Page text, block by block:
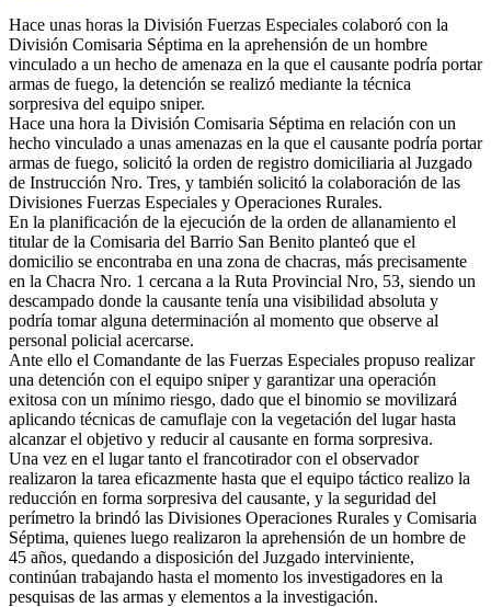
Hace unas horas la División Fuerzas Especiales colaboró con la
División Comisaria Séptima en la aprehensión de un hombre
vinculado a un hecho de amenaza en la que el causante podría portar
armas de fuego, la detención se realizó mediante la técnica
sorpresiva del equipo sniper.
Hace una hora la División Comisaria Séptima en relación con un
hecho vinculado a unas amenazas en la que el causante podría portar
armas de fuego, solicitó la orden de registro domiciliaria al Juzgado
de Instrucción Nro. Tres, y también solicitó la colaboración de las
Divisiones Fuerzas Especiales y Operaciones Rurales.
En la planificación de la ejecución de la orden de allanamiento el
titular de la Comisaria del Barrio San Benito planteó que el
domicilio se encontraba en una zona de chacras, más precisamente
en la Chacra Nro. 1 cercana a la Ruta Provincial Nro, 53, siendo un
descampado donde la causante tenía una visibilidad absoluta y
podría tomar alguna determinación al momento que observe al
personal policial acercarse.
Ante ello el Comandante de las Fuerzas Especiales propuso realizar
una detención con el equipo sniper y garantizar una operación
exitosa con un mínimo riesgo, dado que el binomio se movilizará
aplicando técnicas de camuflaje con la vegetación del lugar hasta
alcanzar el objetivo y reducir al causante en forma sorpresiva.
Una vez en el lugar tanto el francotirador con el observador
realizaron la tarea eficazmente hasta que el equipo táctico realizo la
reducción en forma sorpresiva del causante, y la seguridad del
perímetro la brindó las Divisiones Operaciones Rurales y Comisaria
Séptima, quienes luego realizaron la aprehensión de un hombre de
45 años, quedando a disposición del Juzgado interviniente,
continúan trabajando hasta el momento los investigadores en la
pesquisas de las armas y elementos a la investigación.